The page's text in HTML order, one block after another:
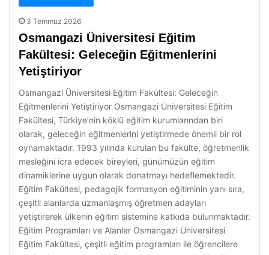
3 Temmuz 2026
Osmangazi Üniversitesi Eğitim
Fakültesi: Geleceğin Eğitmenlerini
Yetiştiriyor
Osmangazi Üniversitesi Eğitim Fakültesi: Geleceğin
Eğitmenlerini Yetiştiriyor Osmangazi Üniversitesi Eğitim
Fakültesi, Türkiye’nin köklü eğitim kurumlarından biri
olarak, geleceğin eğitmenlerini yetiştirmede önemli bir rol
oynamaktadır. 1993 yılında kurulan bu fakülte, öğretmenlik
mesleğini icra edecek bireyleri, günümüzün eğitim
dinamiklerine uygun olarak donatmayı hedeflemektedir.
Eğitim Fakültesi, pedagojik formasyon eğitiminin yanı sıra,
çeşitli alanlarda uzmanlaşmış öğretmen adayları
yetiştirerek ülkenin eğitim sistemine katkıda bulunmaktadır.
Eğitim Programları ve Alanlar Osmangazi Üniversitesi
Eğitim Fakültesi, çeşitli eğitim programları ile öğrencilere